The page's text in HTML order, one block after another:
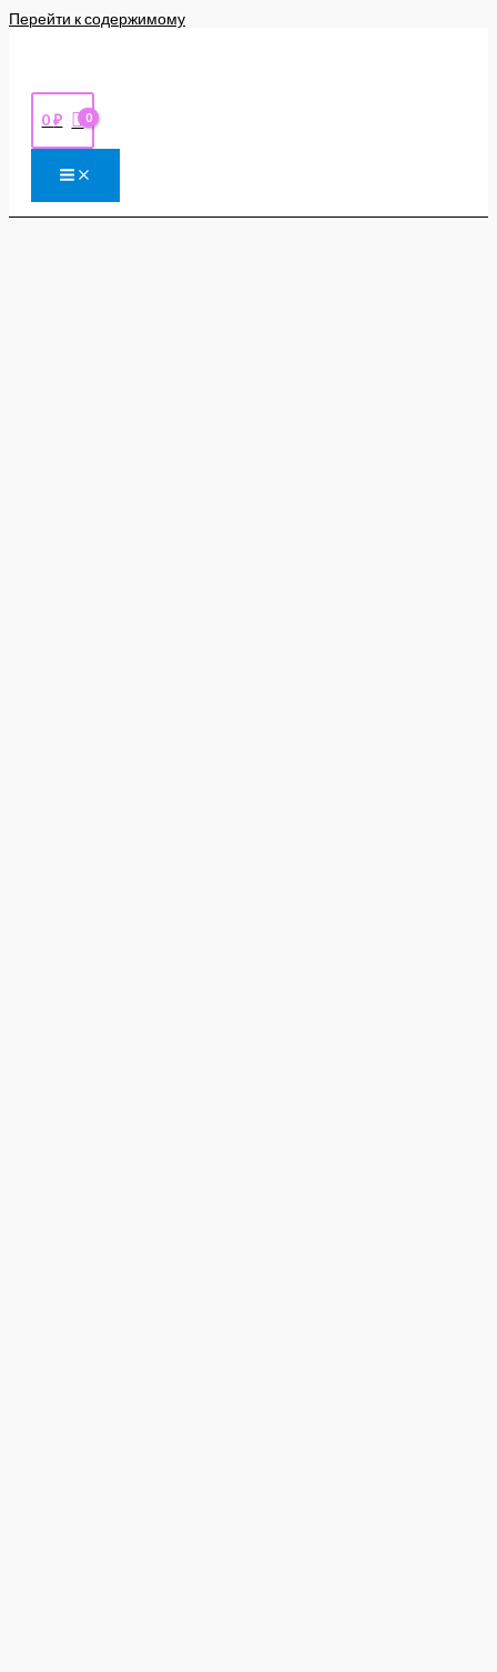
Перейти к содержимому
0₽